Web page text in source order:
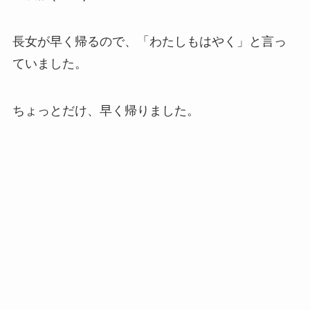
長女が早く帰るので、「わたしもはやく」と言っ
ていました。
ちょっとだけ、早く帰りました。